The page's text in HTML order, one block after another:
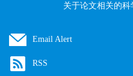
关于论文相关的
Email Alert
RSS